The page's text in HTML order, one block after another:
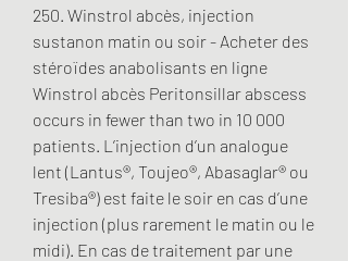
250. Winstrol abcès, injection
sustanon matin ou soir - Acheter des
stéroïdes anabolisants en ligne
Winstrol abcès Peritonsillar abscess
occurs in fewer than two in 10 000
patients. L’injection d’un analogue
lent (Lantus®, Toujeo®, Abasaglar® ou
Tresiba®) est faite le soir en cas d’une
injection (plus rarement le matin ou le
midi). En cas de traitement par une